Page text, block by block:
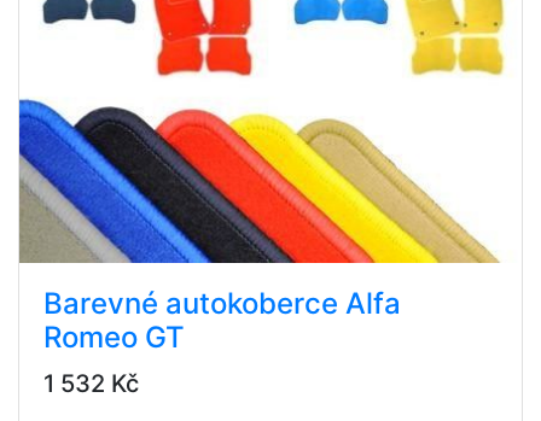
Barevné autokoberce Alfa
Romeo GT
1 532 Kč